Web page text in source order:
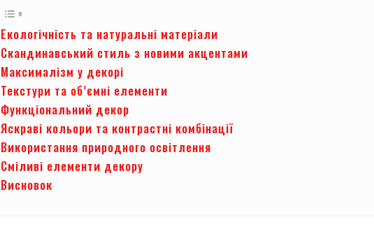
Екологічність та натуральні матеріали
Скандинавський стиль з новими акцентами
Максималізм у декорі
Текстури та об’ємні елементи
Функціональний декор
Яскраві кольори та контрастні комбінації
Використання природного освітлення
Сміливі елементи декору
Висновок